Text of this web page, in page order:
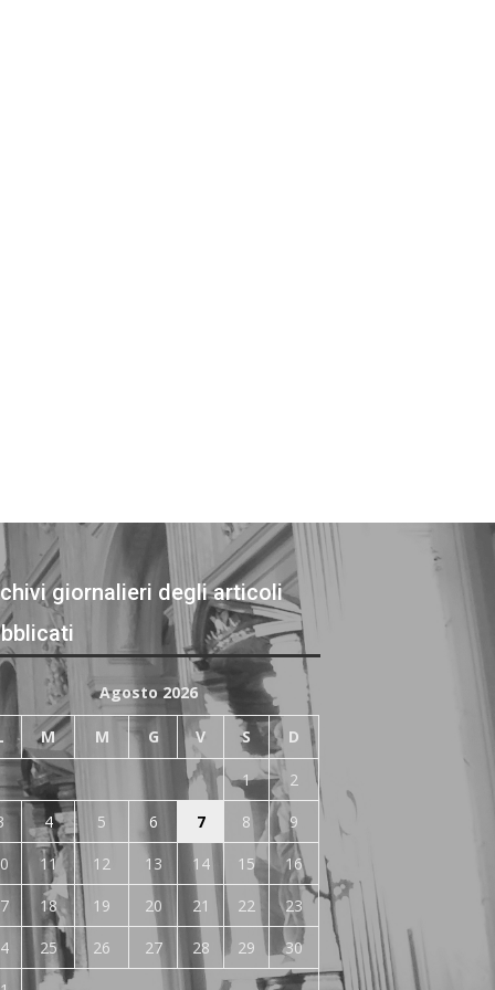
giornalieri degli articoli
Agosto 2026
M M G V S D
1
2
4 5 6 7 8
9
11 12 13 14 15
16
18 19 20 21 22
23
25 26 27 28 29
30